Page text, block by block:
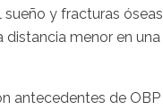
y fracturas
distancia menor en
antecedentes de